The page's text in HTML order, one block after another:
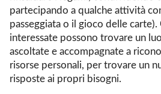
partecipando a qualche attività
passeggiata o il gioco delle
interessate possono trovare un
ascoltate e accompagnate a
risorse personali, per trovare un
risposte ai propri bisogni.